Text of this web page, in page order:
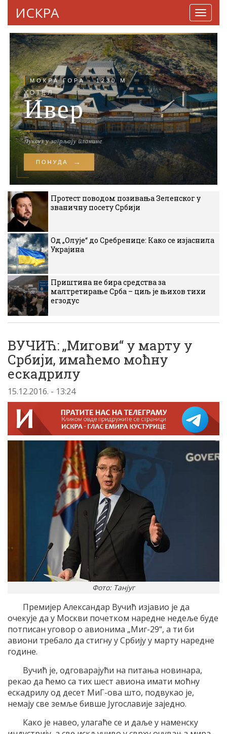
ИСКРА
Протест поводом позивања Зеленског у
званичну посету Србији
Од „Олује“ до Сребренице: Како се изјаснила
Украјина
Приштина не бира средства за
малтретирање Срба – циљ је њихов тихи
егзодус
ВУЧИЋ: „Мигови“ у марту у
Србији, имаћемо моћну
ескадрилу
15.12.2016. - 13:24
Фото: Танјуг
Премијер Александар Вучић изјавио је да
очекује да у Москви почетком наредне недеље буде
потписан уговор о авионима „Миг-29“, а ти би
авиони требало да стигну у Србију у марту наредне
године.
Вучић је, одговарајући на питања новинара,
рекао да ћемо са тих шест авиона имати моћну
ескадрилу од десет МиГ-ова што, подвукао је,
немају све земље бивше Југославије заједно.
Како је навео, улагаће се и даље у наменску